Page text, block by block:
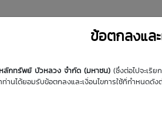
ข้อตกลงและ
ลักทรัพย์ บัวหลวง จำกัด (มหาชน) (ซึ่งต่อไปจะเรี
นได้ยอมรับข้อตกลงและเงื่อนไขการใช้ที่กำหนดดัง
My DW Highlight DW มุมคว